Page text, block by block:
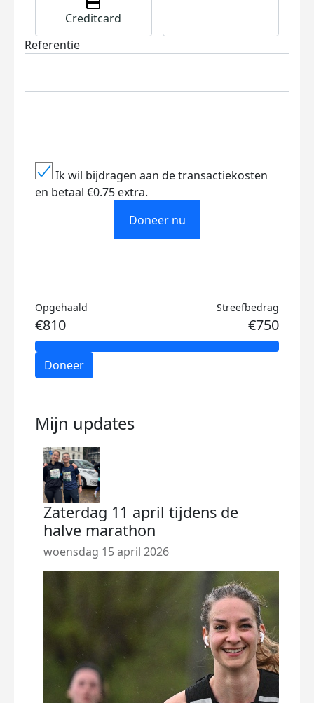
Creditcard
Referentie
Ik wil bijdragen aan de transactiekosten
en betaal €0.75 extra.
Doneer nu
Opgehaald
€810
Streefbedrag
€750
Doneer
Mijn updates
Zaterdag 11 april tijdens de
halve marathon
woensdag 15 april 2026